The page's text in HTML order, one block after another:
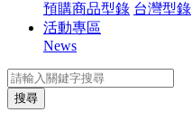
預購商品型錄 台灣型錄
活動專區
News
搜尋